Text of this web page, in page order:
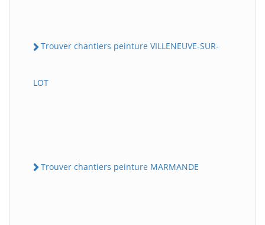
Trouver chantiers peinture VILLENEUVE-SUR-
LOT
Trouver chantiers peinture MARMANDE